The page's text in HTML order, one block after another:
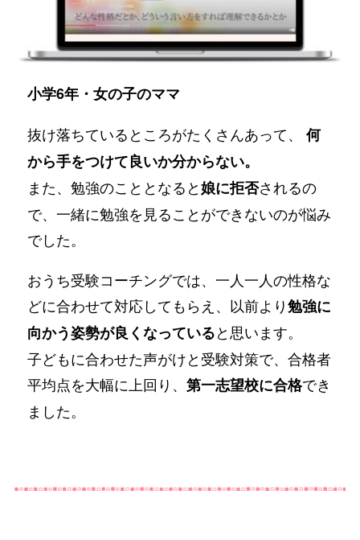
小学6年・女の子のママ
抜け落ちているところがたくさんあって、何
から手をつけて良いか分からない。
また、勉強のこととなると娘に拒否されるの
で、一緒に勉強を見ることができないのが悩み
でした。
おうち受験コーチングでは、一人一人の性格な
どに合わせて対応してもらえ、以前より勉強に
向かう姿勢が良くなっていると思います。
子どもに合わせた声がけと受験対策で、合格者
平均点を大幅に上回り、第一志望校に合格でき
ました。